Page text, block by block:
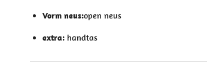
Vorm neus:open neus
extra: handtas